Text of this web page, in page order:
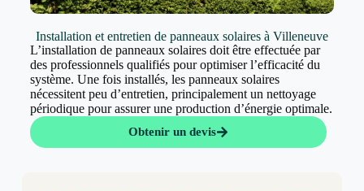
Installation et entretien de panneaux solaires à Villeneuve
L’installation de panneaux solaires doit être effectuée par
des professionnels qualifiés pour optimiser l’efficacité du
système. Une fois installés, les panneaux solaires
nécessitent peu d’entretien, principalement un nettoyage
périodique pour assurer une production d’énergie optimale.
Obtenir un devis